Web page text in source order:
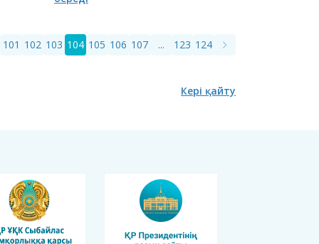
101 102 103 104 105 106 107 ... 123 124
Кері қайту